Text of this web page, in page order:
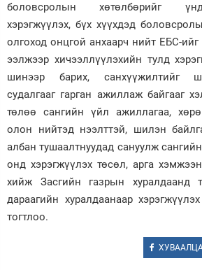
боловсролын хөтөлбөрийг
хэрэгжүүлэх, бүх хүүхдэд
олгоход онцгой анхаарч нийт ЕБС-
ээлжээр хичээллүүлэхийн тулд
шинээр барих, санхүүжилтийг
судалгааг гарган ажиллаж байгааг
төлөө сангийн үйл ажиллагаа,
олон нийтэд нээлттэй, шилэн
албан тушаалтнуудад сануулж
онд хэрэгжүүлэх төсөл, арга
хийж Засгийн газрын хуралдаанд
дараагийн хуралдаанаар
тогтлоо.